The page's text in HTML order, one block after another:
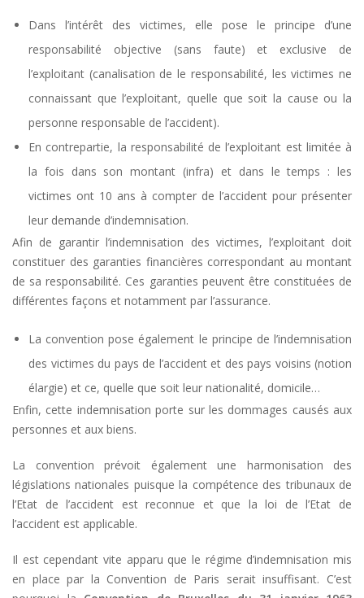
Dans l’intérêt des victimes, elle pose le principe d’une
responsabilité objective (sans faute) et exclusive de
l’exploitant (canalisation de le responsabilité, les victimes ne
connaissant que l’exploitant, quelle que soit la cause ou la
personne responsable de l’accident).
En contrepartie, la responsabilité de l’exploitant est limitée à
la fois dans son montant (infra) et dans le temps : les
victimes ont 10 ans à compter de l’accident pour présenter
leur demande d’indemnisation.
Afin de garantir l’indemnisation des victimes, l’exploitant doit
constituer des garanties financières correspondant au montant
de sa responsabilité. Ces garanties peuvent être constituées de
différentes façons et notamment par l’assurance.
La convention pose également le principe de l’indemnisation
des victimes du pays de l’accident et des pays voisins (notion
élargie) et ce, quelle que soit leur nationalité, domicile…
Enfin, cette indemnisation porte sur les dommages causés aux
personnes et aux biens.
La convention prévoit également une harmonisation des
législations nationales puisque la compétence des tribunaux de
l’Etat de l’accident est reconnue et que la loi de l’Etat de
l’accident est applicable.
Il est cependant vite apparu que le régime d’indemnisation mis
en place par la Convention de Paris serait insuffisant. C’est